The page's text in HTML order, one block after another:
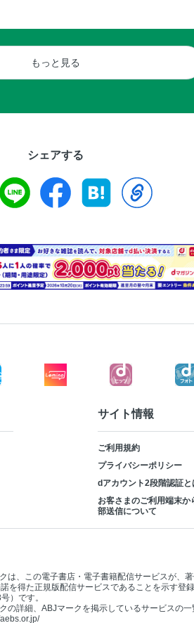
もっと見る
シェアする
サイト情報
ご利用規約
プライバシーポリシー
dアカウント2段階認証と
お客さまのご利用端末か
部送信について
は、この電子書店・電子書籍配信サービスが、
を得た正規版配信サービスであることを示す登
）です。
の詳細、ABJマークを掲示しているサービスの一